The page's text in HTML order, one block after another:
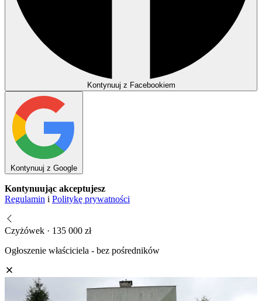
Kontynuuj z Facebookiem
Kontynuuj z Google
Kontynuując akceptujesz
Regulamin i Politykę prywatności
Czyżówek · 135 000 zł
Ogłoszenie właściciela - bez pośredników